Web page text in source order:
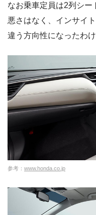
なお乗車定員は2列シ
悪さはなく、インサイ
違う方向性になったわけ
参考： www.honda.co.jp